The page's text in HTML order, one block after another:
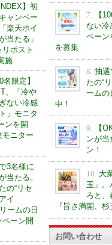
】初
ャンペー
楽天ポイ
当たる」
ポスト
施
名限定】
、「冷や
ない冷感
」モニタ
ンを開
ニター
3名様に
当たる。
の“リセ
イ
ームの日
ーン開
7.
【
ない冷
ペーン
を募集
8. 抽選
たの“
ームの
中！
9.
【
ンが当
ン！
10. 大
玉」。
ろと、
『旨さ満開、
お問い合わせ